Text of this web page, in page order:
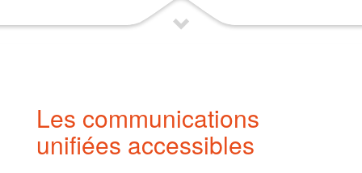
Les communications
unifiées accessibles